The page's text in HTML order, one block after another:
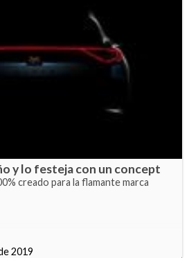
y lo festeja con un concept
creado para la flamante marca
2019